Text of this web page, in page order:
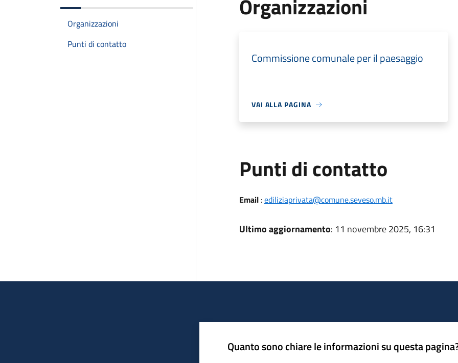
Organizzazioni
Punti di contatto
Organizzazioni
Commissione comunale per il paesaggio
VAI ALLA PAGINA
Punti di contatto
Email:ediliziaprivata@comune.seveso.mb.it
Ultimo aggiornamento: 11 novembre 2025, 16:31
Quanto sono chiare le informazioni su questa